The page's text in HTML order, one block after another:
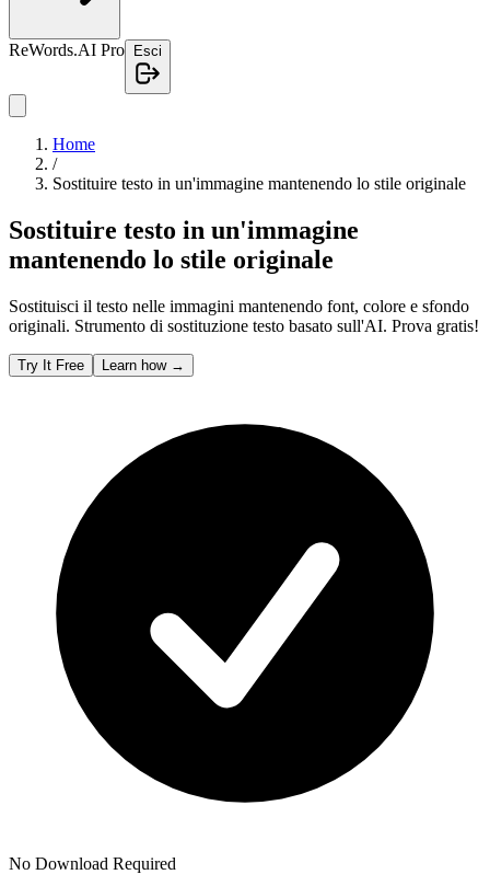
ReWords.AI Pro Esci
Home
/
Sostituire testo in un'immagine mantenendo lo stile originale
Sostituire testo in un'immagine
mantenendo lo stile originale
Sostituisci il testo nelle immagini mantenendo font, colore e sfondo
originali. Strumento di sostituzione testo basato sull'AI. Prova gratis!
Try It Free Learn how →
No Download Required